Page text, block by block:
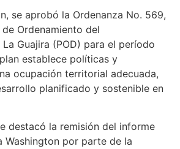
se aprobó la Ordenanza No. 569,
Ordenamiento del
Guajira (POD) para el período
establece políticas y
ocupación territorial adecuada,
planificado y sostenible en
destacó la remisión del informe
Washington por parte de la